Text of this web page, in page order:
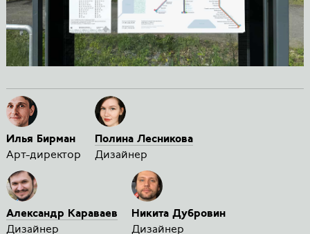
Илья Бирман
Арт-директор
Полина Лесникова
Дизайнер
Александр Караваев
Дизайнер
Никита Дубровин
Дизайнер